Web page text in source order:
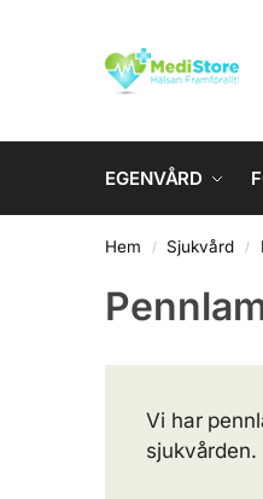
EGENVÅRD
Hem / Sjukvård /
Vi har
sjukvården.